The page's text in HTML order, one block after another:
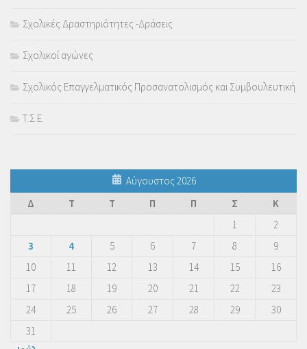
Σχολικές Δραστηριότητες -Δράσεις
Σχολικοί αγώνες
Σχολικός Επαγγελματικός Προσανατολισμός και Συμβουλευτική
Τ.Σ.Ε.
Αύγουστος 2026
Δ
Τ Τ Π Π Σ
Κ
1
2
3
4 5 6 7 8
9
10
11 12 13 14 15
16
17
18 19 20 21 22
23
24
25 26 27 28 29
30
31